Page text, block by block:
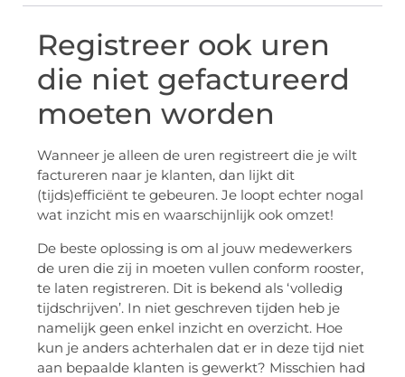
Registreer ook uren
die niet gefactureerd
moeten worden
Wanneer je alleen de uren registreert die je wilt
factureren naar je klanten, dan lijkt dit
(tijds)efficiënt te gebeuren. Je loopt echter nogal
wat inzicht mis en waarschijnlijk ook omzet!
De beste oplossing is om al jouw medewerkers
de uren die zij in moeten vullen conform rooster,
te laten registreren. Dit is bekend als ‘volledig
tijdschrijven’. In niet geschreven tijden heb je
namelijk geen enkel inzicht en overzicht. Hoe
kun je anders achterhalen dat er in deze tijd niet
aan bepaalde klanten is gewerkt? Misschien had